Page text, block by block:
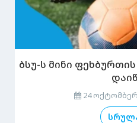
ბსუ-ს მინი
24